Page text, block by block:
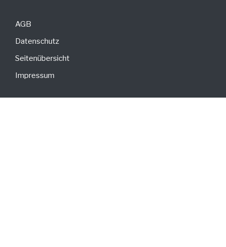
AGB
Datenschutz
Seitenübersicht
Impressum